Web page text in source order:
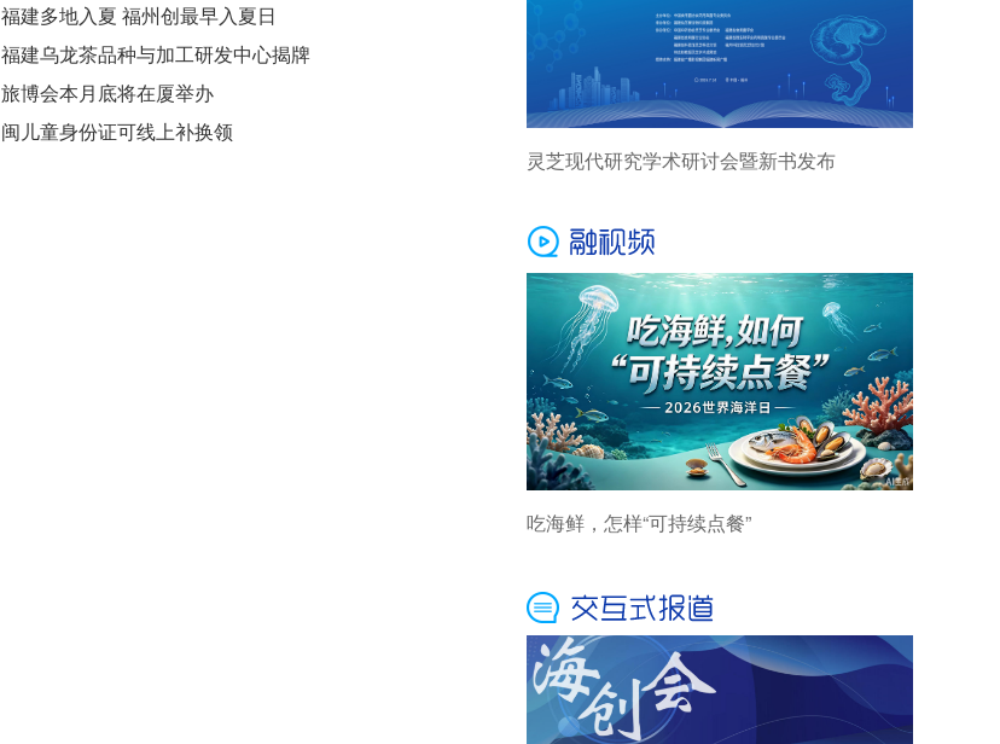
福建多地入夏 福州创最早入夏日
福建乌龙茶品种与加工研发中心揭牌
旅博会本月底将在厦举办
闽儿童身份证可线上补换领